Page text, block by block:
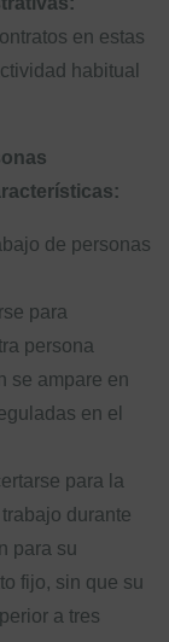
en estas
habitual
de personas
para
persona
se ampare en
en el
para la
durante
para su
fijo, sin que su
a tres